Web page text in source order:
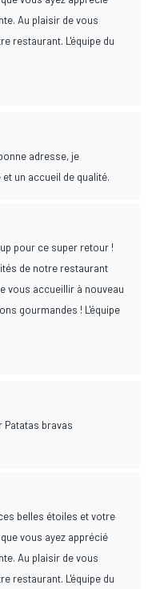
Au plaisir de vous
restaurant. L'équipe du
adresse, je
un accueil de qualité.
pour ce super retour !
de notre restaurant
vous accueillir à nouveau
gourmandes ! L'équipe
Patatas bravas
belles étoiles et votre
vous ayez apprécié
Au plaisir de vous
restaurant. L'équipe du